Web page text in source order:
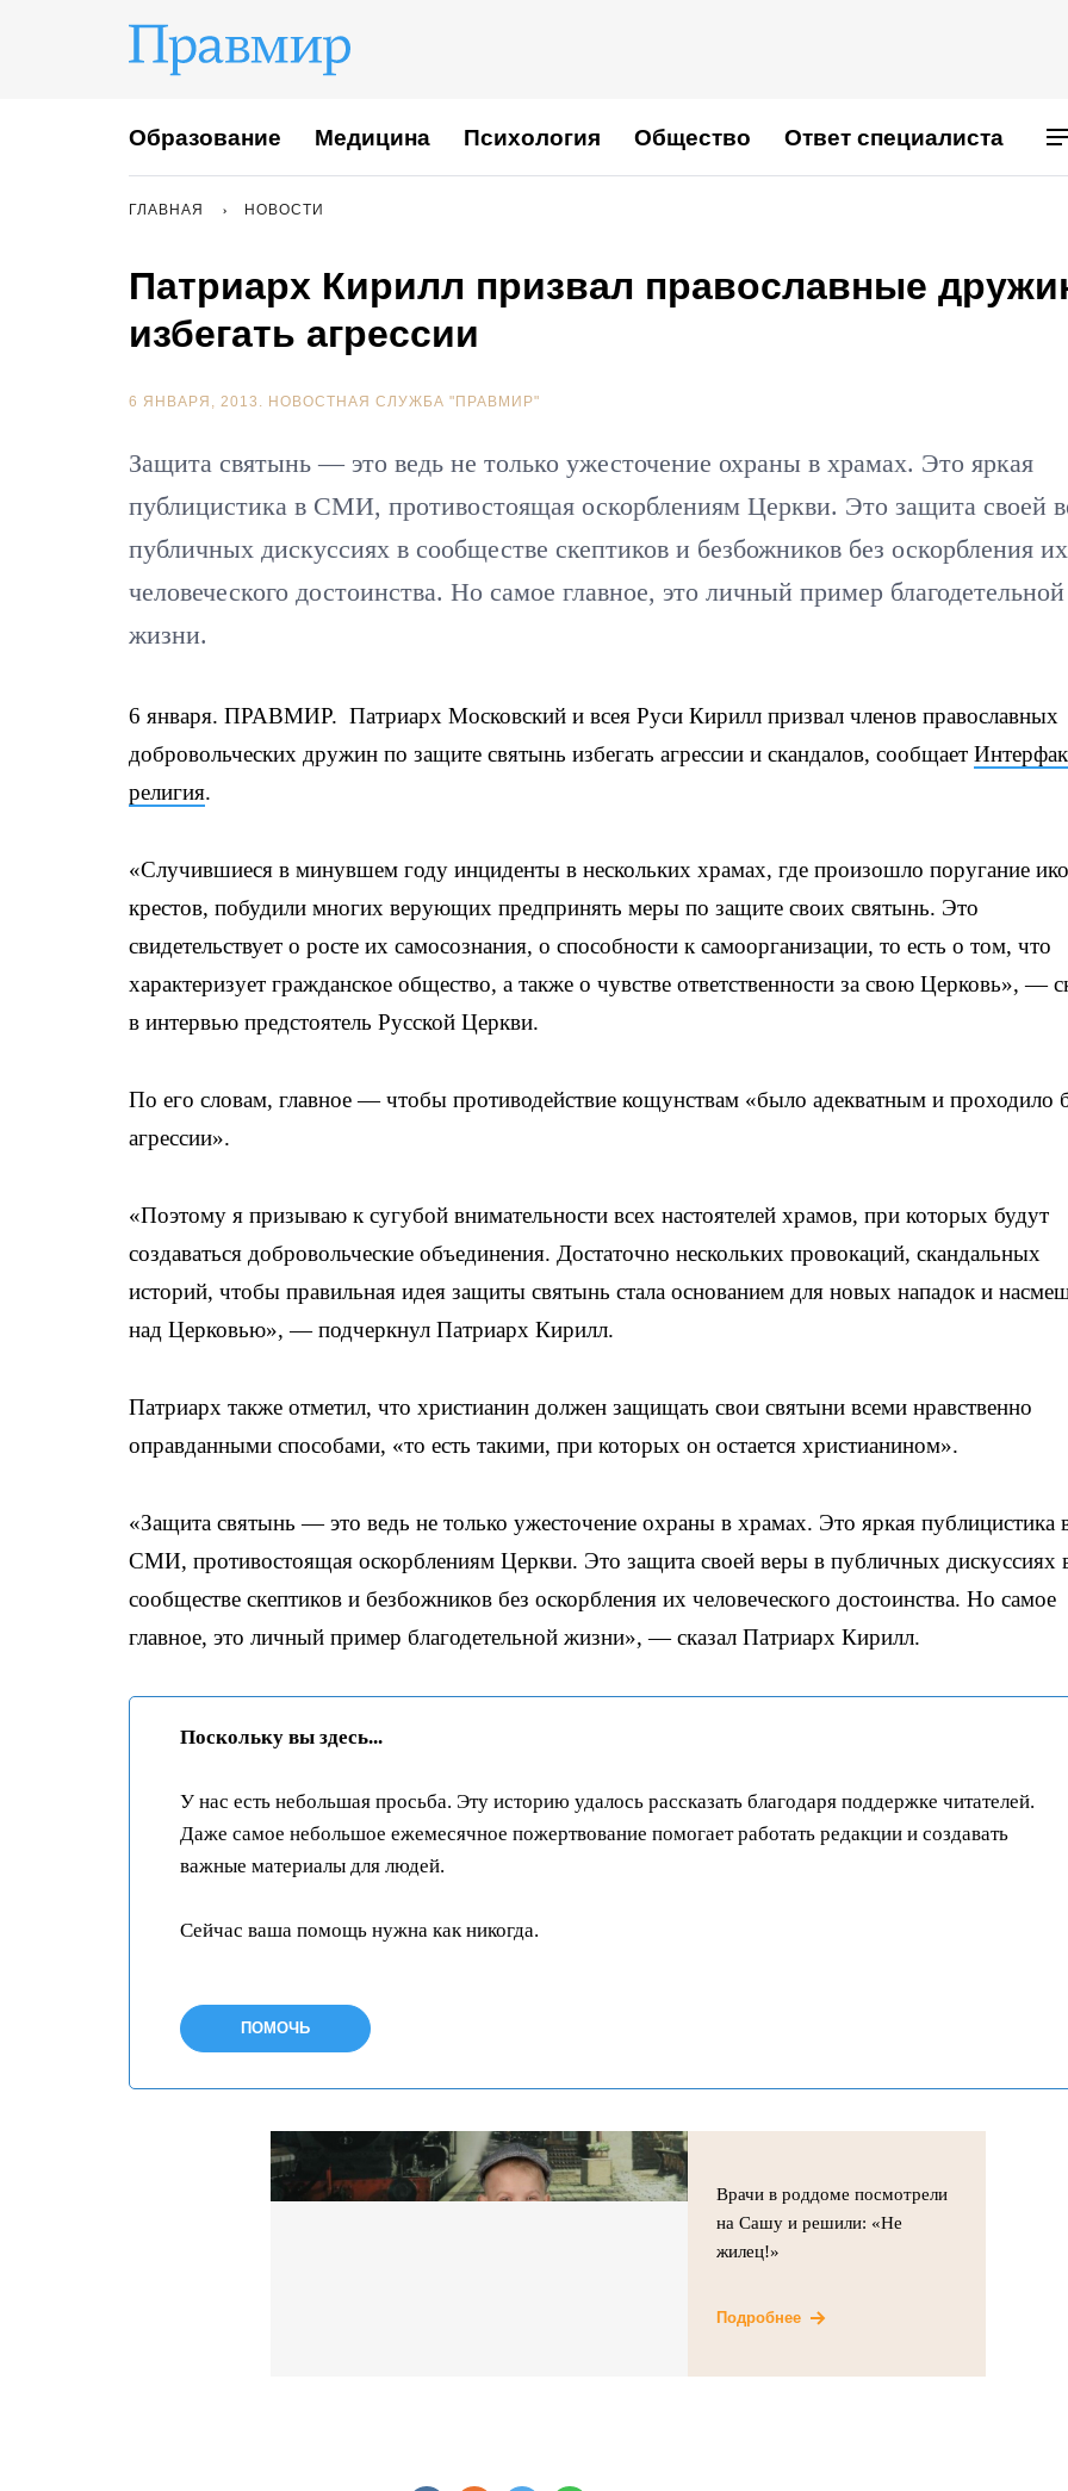
Образование Медицина Психология Общество Ответ специалиста
ГЛАВНАЯ НОВОСТИ
Патриарх Кирилл призвал православные
избегать агрессии
6 ЯНВАРЯ, 2013. НОВОСТНАЯ СЛУЖБА "ПРАВМИР"
Защита святынь — это ведь не только ужесточение охраны в храмах. Это яркая
публицистика в СМИ, противостоящая оскорблениям Церкви. Это защита своей
публичных дискуссиях в сообществе скептиков и безбожников без оскорбления их
человеческого достоинства. Но самое главное, это личный пример благодетельной
жизни.
6 января. ПРАВМИР. Патриарх Московский и всея Руси Кирилл призвал членов православных
добровольческих дружин по защите святынь избегать агрессии и скандалов, сообщает
религия.
«Случившиеся в минувшем году инциденты в нескольких храмах, где произошло поругание
крестов, побудили многих верующих предпринять меры по защите своих святынь. Это
свидетельствует о росте их самосознания, о способности к самоорганизации, то есть о том, что
характеризует гражданское общество, а также о чувстве ответственности за свою Церковь», —
в интервью предстоятель Русской Церкви.
По его словам, главное — чтобы противодействие кощунствам «было адекватным и проходило
агрессии».
«Поэтому я призываю к сугубой внимательности всех настоятелей храмов, при которых будут
создаваться добровольческие объединения. Достаточно нескольких провокаций, скандальных
историй, чтобы правильная идея защиты святынь стала основанием для новых нападок и
над Церковью», — подчеркнул Патриарх Кирилл.
Патриарх также отметил, что христианин должен защищать свои святыни всеми нравственно
оправданными способами, «то есть такими, при которых он остается христианином».
«Защита святынь — это ведь не только ужесточение охраны в храмах. Это яркая публицистика
СМИ, противостоящая оскорблениям Церкви. Это защита своей веры в публичных дискуссиях
сообществе скептиков и безбожников без оскорбления их человеческого достоинства. Но самое
главное, это личный пример благодетельной жизни», — сказал Патриарх Кирилл.
Поскольку вы здесь...
У нас есть небольшая просьба. Эту историю удалось рассказать благодаря поддержке читателей.
Даже самое небольшое ежемесячное пожертвование помогает работать редакции и создавать
важные материалы для людей.
Сейчас ваша помощь нужна как никогда.
ПОМОЧЬ
Врачи в роддоме посмотрели
на Сашу и решили: «Не
жилец!»
Подробнее